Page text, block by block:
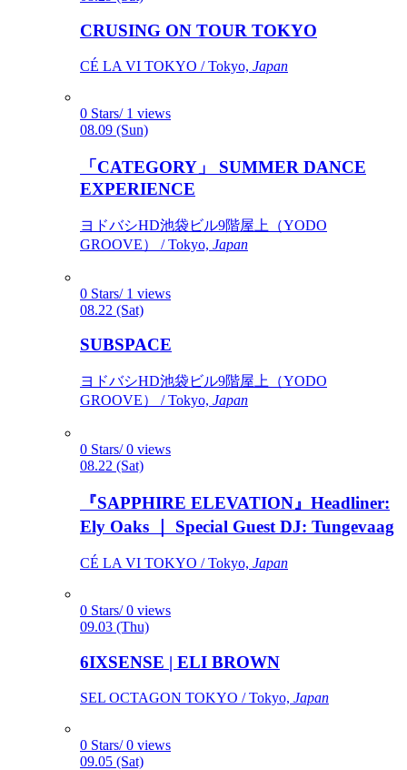
CRUSING ON TOUR TOKYO
CÉ LA VI TOKYO / Tokyo, Japan
0 Stars/ 1 views
08.09 (Sun)
「CATEGORY」 SUMMER DANCE
EXPERIENCE
ヨドバシHD池袋ビル9階屋上（YODO
GROOVE） / Tokyo, Japan
0 Stars/ 1 views
08.22 (Sat)
SUBSPACE
ヨドバシHD池袋ビル9階屋上（YODO
GROOVE） / Tokyo, Japan
0 Stars/ 0 views
08.22 (Sat)
『SAPPHIRE ELEVATION』Headliner:
Ely Oaks ｜ Special Guest DJ: Tungevaag
CÉ LA VI TOKYO / Tokyo, Japan
0 Stars/ 0 views
09.03 (Thu)
6IXSENSE | ELI BROWN
SEL OCTAGON TOKYO / Tokyo, Japan
0 Stars/ 0 views
09.05 (Sat)